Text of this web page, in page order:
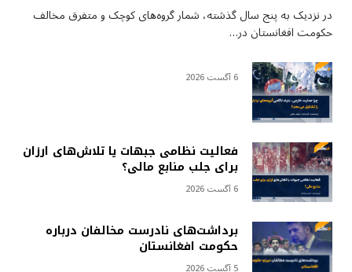
در نزدیک به پنج سال گذشته، شمار گروه‌های کوچک و متفرق مخالف
حکومت افغانستان در…
6 آگست 2026
فعالیت نظامی جبهات یا تلاش‌های ارزان
برای جلب منابع مالی؟
6 آگست 2026
برداشت‌های نادرست مخالفان درباره
حکومت افغانستان